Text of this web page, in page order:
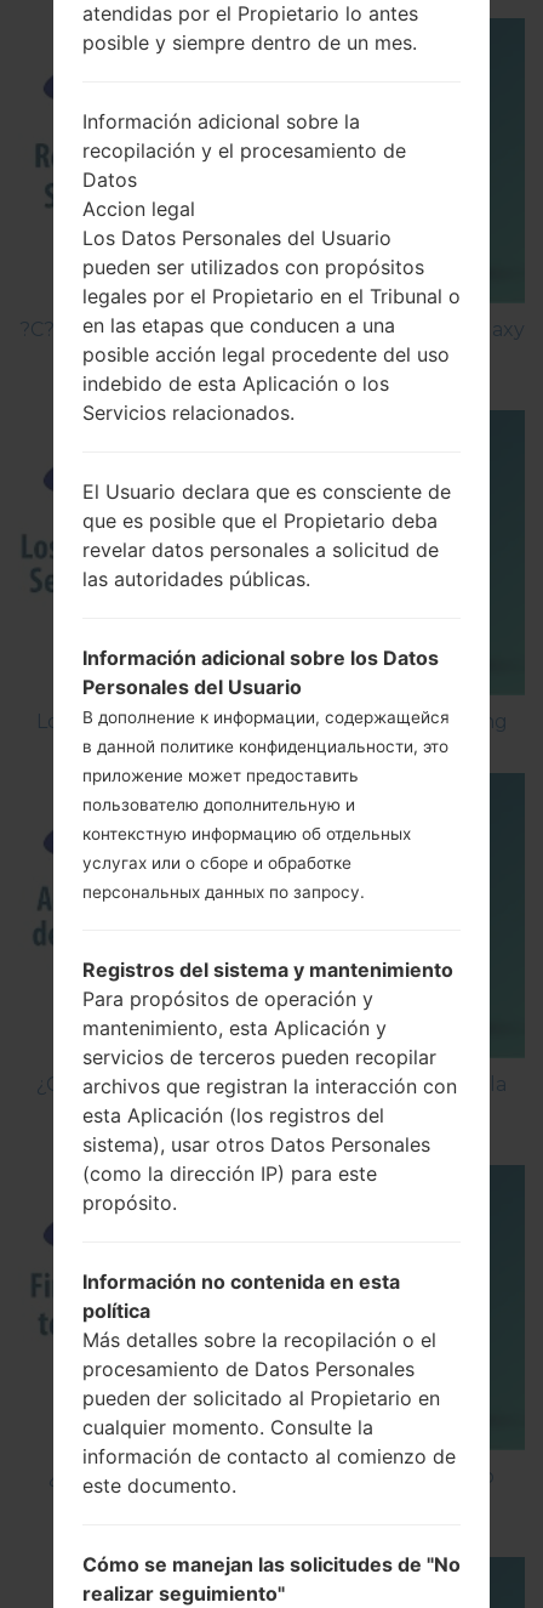
?C?mo hacer Reinicio Completo en Samsung Galaxy
J2 SM-J200H?
Los 5 principales Códigos Secretos para Samsung
¿Cómo Activar las Opciones de Desarrollador y la
Depuración USB en Samsung?
¿Cómo instalar Firmware Oficial en el teléfono
atendidas por el Propietario lo antes
posible y siempre dentro de un mes.
Información adicional sobre la
recopilación y el procesamiento de
Datos
Accion legal
Los Datos Personales del Usuario
pueden ser utilizados con propósitos
legales por el Propietario en el Tribunal o
en las etapas que conducen a una
posible acción legal procedente del uso
indebido de esta Aplicación o los
Servicios relacionados.
El Usuario declara que es consciente de
que es posible que el Propietario deba
revelar datos personales a solicitud de
las autoridades públicas.
Información adicional sobre los Datos
Personales del Usuario
В дополнение к информации, содержащейся
в данной политике конфиденциальности, это
приложение может предоставить
пользователю дополнительную и
контекстную информацию об отдельных
услугах или о сборе и обработке
персональных данных по запросу.
Registros del sistema y mantenimiento
Para propósitos de operación y
mantenimiento, esta Aplicación y
servicios de terceros pueden recopilar
archivos que registran la interacción con
esta Aplicación (los registros del
sistema), usar otros Datos Personales
(como la dirección IP) para este
propósito.
Información no contenida en esta
política
Más detalles sobre la recopilación o el
procesamiento de Datos Personales
pueden der solicitado al Propietario en
cualquier momento. Consulte la
información de contacto al comienzo de
este documento.
Cómo se manejan las solicitudes de "No
realizar seguimiento"